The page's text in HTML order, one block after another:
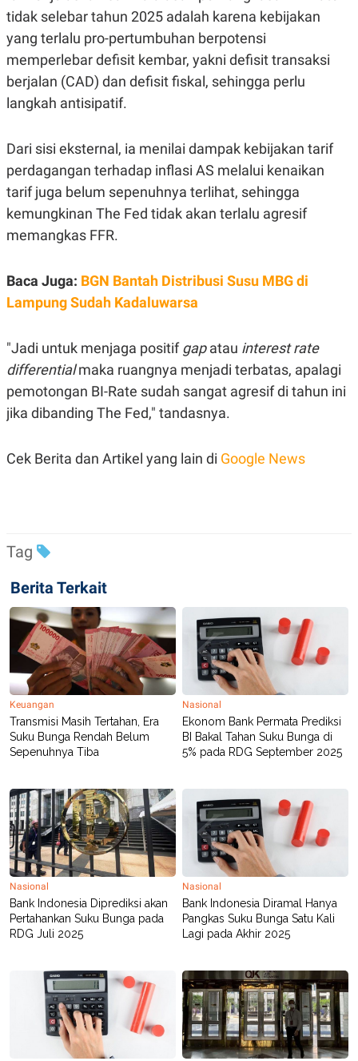
A
D
A
T
A
G
S
K
A
N
T
V
L
U
S
JARINGAN
O
N
T
A
C
A
D
E
M
R
E
S
E
L
E
A
S
E
D
N
A
C
T
A
K
A
E
I
E
N
P
A
P
E
R
A
D
V
E
R
T
I
S
G
K
G
M
E
D
I
A
.
I
D
SITEMAPPROFILE TERM
PEDOMAN
PEMBERITAAN
tidak selebar tahun 2025 adalah karena kebijakan
yang terlalu pro-pertumbuhan berpotensi
memperlebar defisit kembar, yakni defisit transaksi
berjalan (CAD) dan defisit fiskal, sehingga perlu
langkah antisipatif.
Dari sisi eksternal, ia menilai dampak kebijakan tarif
perdagangan terhadap inflasi AS melalui kenaikan
tarif juga belum sepenuhnya terlihat, sehingga
kemungkinan The Fed tidak akan terlalu agresif
memangkas FFR.
Baca Juga: BGN Bantah Distribusi Susu MBG di
Lampung Sudah Kadaluwarsa
"Jadi untuk menjaga positifgapatau interest rate
differentialmaka ruangnya menjadi terbatas, apalagi
pemotongan BI-Rate sudah sangat agresif di tahun ini
jika dibanding The Fed," tandasnya.
Cek Berita dan Artikel yang lain di Google News
Tag
Berita Terkait
Keuangan
Transmisi Masih Tertahan, Era
Suku Bunga Rendah Belum
Sepenuhnya Tiba
Nasional
Ekonom Bank Permata Prediksi
BI Bakal Tahan Suku Bunga di
5% pada RDG September 2025
Nasional
Bank Indonesia Diprediksi akan
Pertahankan Suku Bunga pada
RDG Juli 2025
Nasional
Bank Indonesia Diramal Hanya
Pangkas Suku Bunga Satu Kali
Lagi pada Akhir 2025